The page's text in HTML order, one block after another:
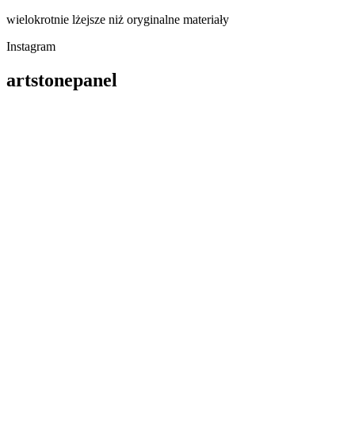
wielokrotnie lżejsze niż oryginalne materiały
Instagram
artstonepanel